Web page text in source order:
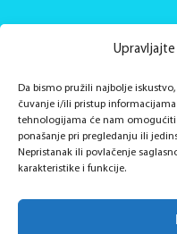
Upravljajte
Da bismo pružili najbolje
čuvanje i/ili pristup
tehnologijama će nam
ponašanje pri pregledanju ili
Nepristanak ili povlačenje
karakteristike i funkcije.
Osnažujemo
zajedno